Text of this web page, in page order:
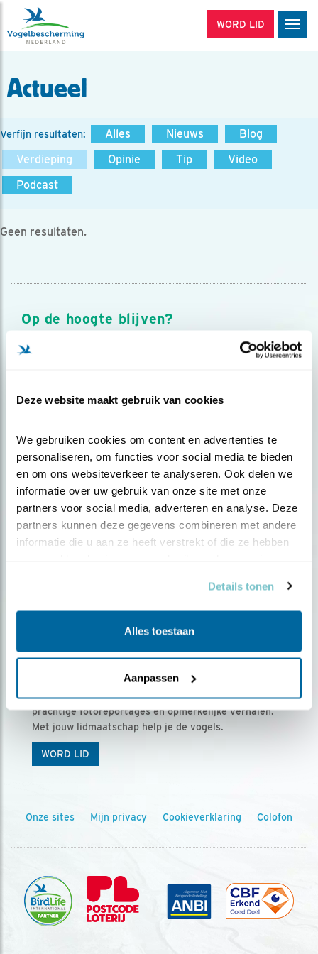
Deze website maakt gebruik van cookies
We gebruiken cookies om content en advertenties te
personaliseren, om functies voor social media te bieden
en om ons websiteverkeer te analyseren. Ook delen we
informatie over uw gebruik van onze site met onze
partners voor social media, adverteren en analyse. Deze
partners kunnen deze gegevens combineren met andere
informatie die u aan ze heeft verstrekt of die ze hebben
Details tonen
Alles toestaan
Aanpassen
WORD LID
Actueel
Verfijn resultaten: Alles Nieuws
Blog
Verdieping
Opinie Tip
Video
Podcast
Geen resultaten.
Op de hoogte blijven?
Meld je aan en ontvang nieuws, inspiratie, acties en tips
over vogels en activiteiten van Vogelbescherming.
Ontvang 5 x Vogels voor € 36,00 per jaar
Vogels is het tijdschrift voor onze leden, met
prachtige fotoreportages en opmerkelijke verhalen.
Met jouw lidmaatschap help je de vogels.
WORD LID
Onze sites Mijn privacy Cookieverklaring Colofon